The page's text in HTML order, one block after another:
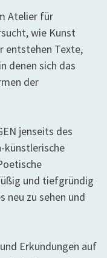
Atelier für
wie Kunst
entstehen Texte,
denen sich das
der
jenseits des
künstlerische
und tiefgründig
neu zu sehen und
Erkundungen auf